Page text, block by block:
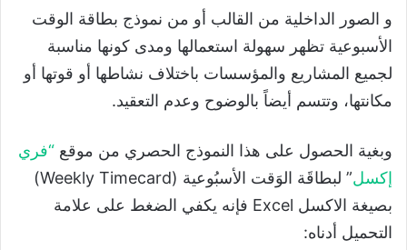
و الصور الداخلية من القالب أو من نموذج بطاقة الوقت
الأسبوعية تظهر سهولة استعمالها ومدى كونها مناسبة
لجميع المشاريع والمؤسسات باختلاف نشاطها أو قوتها أو
مكانتها، وتتسم أيضاً بالوضوح وعدم التعقيد.
وبغية الحصول على هذا النموذج الحصري من موقع “فري
إكسل
” لبطاقَة الوَقت الأسبُوعية (Weekly Timecard)
بصيغة الاكسل Excel فإنه يكفي الضغط على علامة
التحميل أدناه: